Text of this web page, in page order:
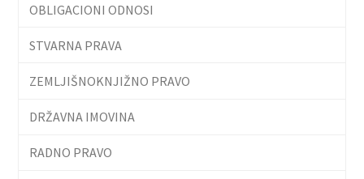
OBLIGACIONI ODNOSI
STVARNA PRAVA
ZEMLJIŠNOKNJIŽNO PRAVO
DRŽAVNA IMOVINA
RADNO PRAVO